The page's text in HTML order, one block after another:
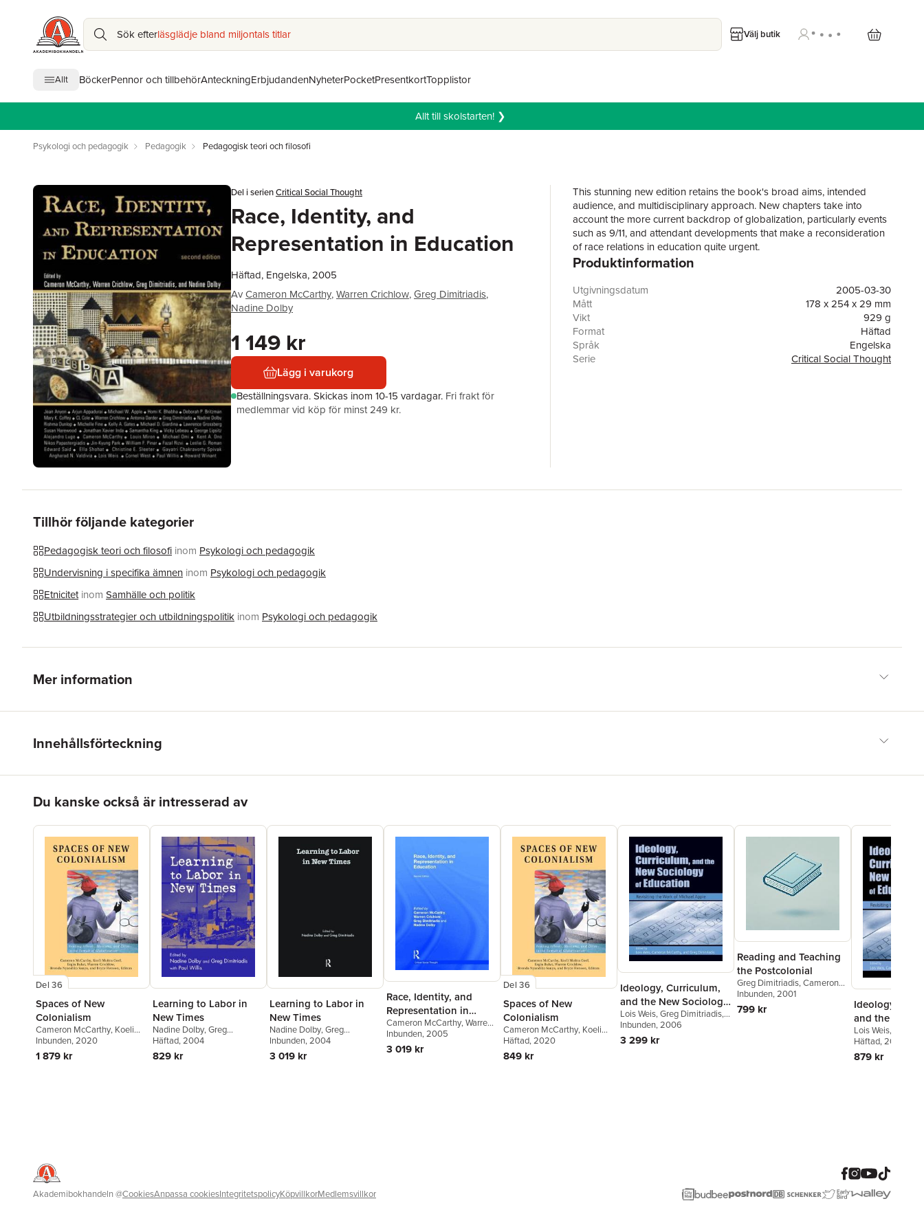
Sök efterläsglädje bland miljontals titlar Välj butik
Allt BöckerPennor och tillbehörAnteckningErbjudandenNyheterPocketPresentkortTopplistor
Allt till skolstarten! ❯
Psykologi och pedagogik Pedagogik Pedagogisk teori och filosofi
Del i serienCritical Social Thought
Race, Identity, and
Representation in Education
Häftad, Engelska, 2005
AvCameron McCarthy,Warren Crichlow,Greg Dimitriadis,
Nadine Dolby
1 149 kr
Lägg i varukorg
Beställningsvara.Skickas inom 10-15 vardagar. Fri frakt för
medlemmar vid köp för minst 249 kr.
This stunning new edition retains the book's broad aims, intended
audience, and multidisciplinary approach. New chapters take into
account the more current backdrop of globalization, particularly events
such as 9/11, and attendant developments that make a reconsideration
of race relations in education quite urgent.
Produktinformation
Utgivningsdatum
2005-03-30
Mått
178 x 254 x 29 mm
Vikt
929 g
Format
Häftad
Språk
Engelska
Serie
Critical Social Thought
Tillhör följande kategorier
Pedagogisk teori och filosofi inom Psykologi och pedagogik
Undervisning i specifika ämnen inom Psykologi och pedagogik
Etnicitet inom Samhälle och politik
Utbildningsstrategier och utbildningspolitik inom Psykologi och pedagogik
Mer information
Innehållsförteckning
Du kanske också är intresserad av
Del 36
Spaces of New
Colonialism
Cameron McCarthy, Koeli
Moitra Goel,Ergin Bulut
Warren Crichlow
Nyandiko Sanya
Inbunden, 2020
1 879 kr
Learning to Labor in
New Times
Nadine Dolby,Greg
Dimitriadis
Häftad, 2004
829 kr
Learning to Labor in
New Times
Nadine Dolby,Greg
Dimitriadis
Inbunden, 2004
3 019 kr
Race, Identity, and
Representation in
Education
Cameron McCarthy,Warren
Crichlow,Greg Dimitriadis
Nadine Dolby
Inbunden, 2005
3 019 kr
Del 36
Spaces of New
Colonialism
Cameron McCarthy, Koeli
Moitra Goel,Ergin Bulut
Warren Crichlow
Nyandiko Sanya
Häftad, 2020
849 kr
Ideology, Curriculum,
and the New Sociology
of Education
Lois Weis,Greg Dimitriadis,
Cameron McCarthy
Inbunden, 2006
3 299 kr
Reading and Teaching
the Postcolonial
Greg Dimitriadis,Cameron
McCarthy,Greg Dimitriades
Inbunden, 2001
799 kr
Ideology,
and the New
of Education
Lois Weis,
Cameron
Häftad, 2006
879 kr
Akademibokhandeln@CookiesAnpassa cookiesIntegritetspolicyKöpvillkorMedlemsvillkor